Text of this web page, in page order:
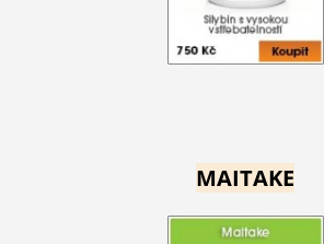
MAITAKE